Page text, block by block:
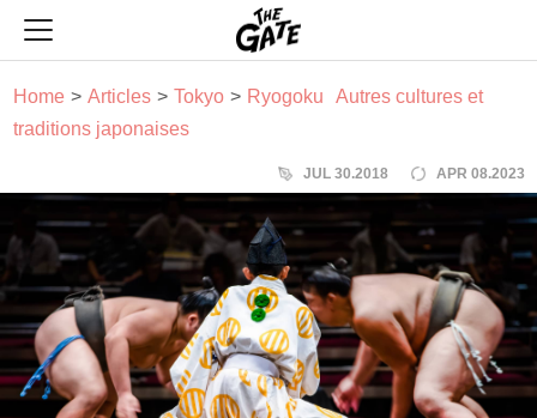
Home Articles Tokyo Ryogoku
Autres cultures et
traditions japonaises
JUL 30.2018 APR 08.2023